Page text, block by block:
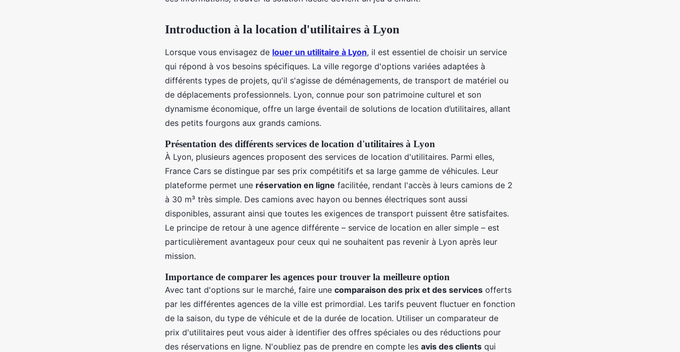
10 min de lecture
Introduction à la location d'utilitaires à Lyon
Lorsque vous envisagez de louer un utilitaire à Lyon, il est essentiel de choisir un service
qui répond à vos besoins spécifiques. La ville regorge d'options variées adaptées à
différents types de projets, qu'il s'agisse de déménagements, de transport de matériel ou
de déplacements professionnels. Lyon, connue pour son patrimoine culturel et son
dynamisme économique, offre un large éventail de solutions de location d’utilitaires, allant
des petits fourgons aux grands camions.
Présentation des différents services de location d'utilitaires à Lyon
À Lyon, plusieurs agences proposent des services de location d'utilitaires. Parmi elles,
France Cars se distingue par ses prix compétitifs et sa large gamme de véhicules. Leur
plateforme permet une réservation en ligne facilitée, rendant l'accès à leurs camions de 2
à 30 m³ très simple. Des camions avec hayon ou bennes électriques sont aussi
disponibles, assurant ainsi que toutes les exigences de transport puissent être satisfaites.
Le principe de retour à une agence différente – service de location en aller simple – est
particulièrement avantageux pour ceux qui ne souhaitent pas revenir à Lyon après leur
mission.
Importance de comparer les agences pour trouver la meilleure option
Avec tant d'options sur le marché, faire une comparaison des prix et des services offerts
par les différentes agences de la ville est primordial. Les tarifs peuvent fluctuer en fonction
de la saison, du type de véhicule et de la durée de location. Utiliser un comparateur de
prix d'utilitaires peut vous aider à identifier des offres spéciales ou des réductions pour
des réservations en ligne. N'oubliez pas de prendre en compte les avis des clients qui